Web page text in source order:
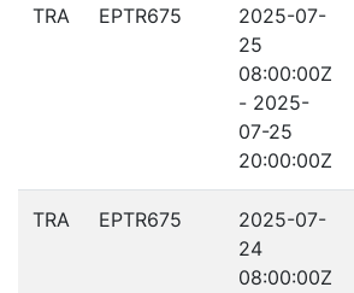
TRA EPTR675
2025-07-
25
08:00:00Z
- 2025-
07-25
20:00:00Z
TRA EPTR675
2025-07-
24
08:00:00Z